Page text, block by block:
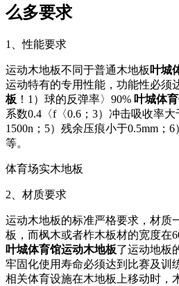
么多要求
1、性能要求
运动木地板不同于普通木地板 叶城
运动特有的专用性能，功能性必须
板 ！1）球的反弹率〉90% 叶城体
系数0.4〈f〈0.6；3）冲击吸收率
1500n；5）残余压痕小于0.5mm；
等。
体育场实木地板
2、材质要求
运动木地板的标准严格要求，材质
板，而枫木或者柞木板材的宽度在
叶城体育馆运动木地板了运动地板
牢固化使用寿命必须达到比赛及训
相关体育设施在木地板上移动时，